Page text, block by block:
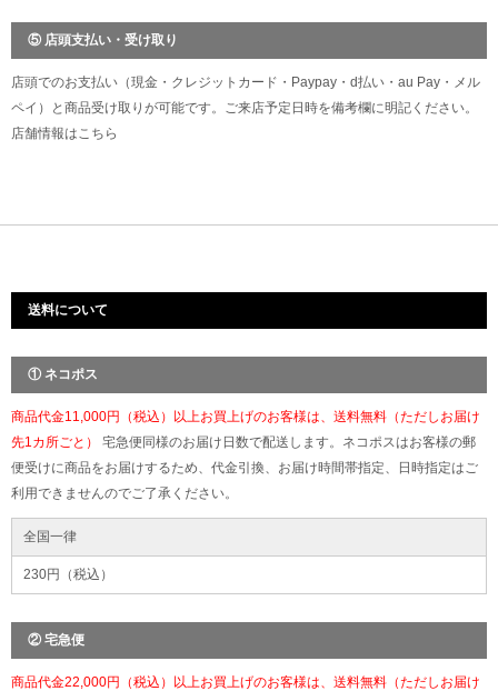
⑤ 店頭支払い・受け取り
店頭でのお支払い（現金・クレジットカード・Paypay・d払い・au Pay・メル
ペイ）と商品受け取りが可能です。ご来店予定日時を備考欄に明記ください。
店舗情報は こちら
送料について
① ネコポス
商品代金11,000円（税込）以上お買上げのお客様は、送料無料（ただしお届け
先1カ所ごと） 宅急便同様のお届け日数で配送します。ネコポスはお客様の郵
便受けに商品をお届けするため、代金引換、お届け時間帯指定、日時指定はご
利用できませんのでご了承ください。
全国一律
230円（税込）
② 宅急便
商品代金22,000円（税込）以上お買上げのお客様は、送料無料（ただしお届け